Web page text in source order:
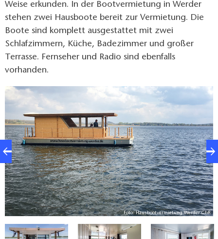
Weise erkunden. In der Bootvermietung in Werder
stehen zwei Hausboote bereit zur Vermietung. Die
Boote sind komplett ausgestattet mit zwei
Schlafzimmern, Küche, Badezimmer und großer
Terrasse. Fernseher und Radio sind ebenfalls
vorhanden.
Foto: Hausbootvermietung Werder GbR